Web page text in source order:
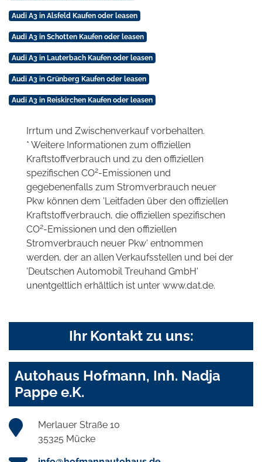
Audi A3 in Alsfeld Kaufen oder leasen
Audi A3 in Schotten Kaufen oder leasen
Audi A3 in Lauterbach Kaufen oder leasen
Audi A3 in Grünberg Kaufen oder leasen
Audi A3 in Reiskirchen Kaufen oder leasen
Irrtum und Zwischenverkauf vorbehalten.
* Weitere Informationen zum offiziellen
Kraftstoffverbrauch und zu den offiziellen
spezifischen CO2-Emissionen und
gegebenenfalls zum Stromverbrauch neuer
Pkw können dem 'Leitfaden über den offiziellen
Kraftstoffverbrauch, die offiziellen spezifischen
CO2-Emissionen und den offiziellen
Stromverbrauch neuer Pkw' entnommen
werden, der an allen Verkaufsstellen und bei der
'Deutschen Automobil Treuhand GmbH'
unentgeltlich erhältlich ist unter www.dat.de.
Ihr Kontakt zu uns:
Autohaus Hofmann, Inh. Nadja
Pappe e.K.
Merlauer Straße 10
35325 Mücke